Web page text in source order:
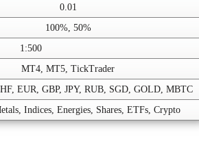
0.01
100%, 50%
1:500
MT4, MT5, TickTrader
EUR, GBP, JPY, RUB, SGD, GOLD, MBTC
Indices, Energies, Shares, ETFs, Crypto